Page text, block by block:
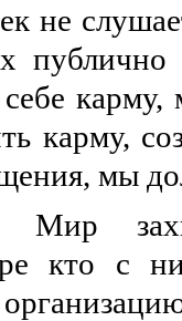
не
публично
себе
карму,
мы
Мир
кто с